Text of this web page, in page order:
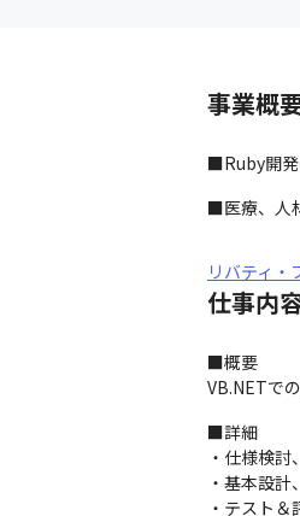
事業概
■Ruby開発
■医療、人
リバティ・
仕事内
■概要
VB.NETで
■詳細
・仕様検
・基本設
・テスト